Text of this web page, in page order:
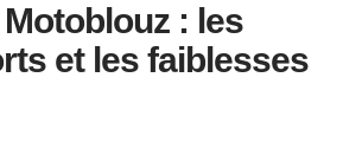
: les
et les faiblesses